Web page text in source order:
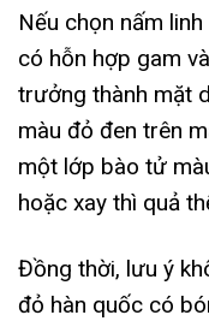
Nếu chọn nấm
có hỗn hợp gam
trưởng thành mặt
màu đỏ đen trên
một lớp bào tử
hoặc xay thì quả
Đồng thời, lưu ý
đỏ hàn quốc có